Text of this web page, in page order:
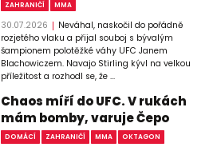
ZAHRANIČÍ MMA
30.07.2026
Neváhal, naskočil do pořádně
rozjetého vlaku a přijal souboj s bývalým
šampionem polotěžké váhy UFC Janem
Blachowiczem. Navajo Stirling kývl na velkou
příležitost a rozhodl se, že ...
Chaos míří do UFC. V rukách
mám bomby, varuje Čepo
DOMÁCÍ ZAHRANIČÍ MMA OKTAGON